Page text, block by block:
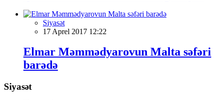
Siyasət
17 Aprel 2017 12:22
Elmar Məmmədyarovun Malta səfəri
barədə
Siyasət